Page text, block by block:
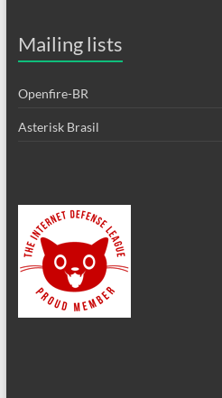
Mailing lists
Openfire-BR
Asterisk Brasil